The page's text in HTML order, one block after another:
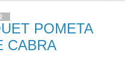
POMETA
CABRA